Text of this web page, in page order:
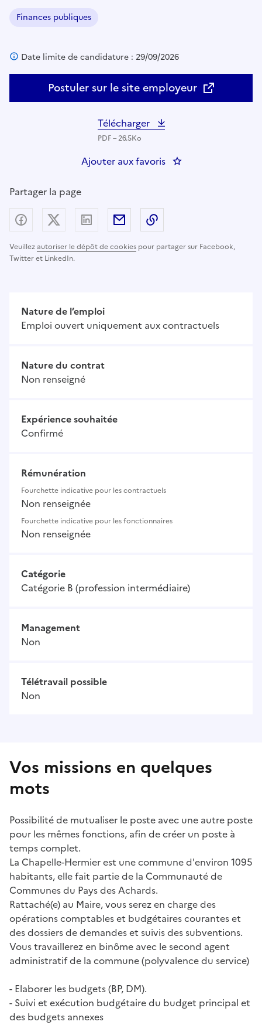
Domaine :
Finances publiques
Postuler sur le site employeur
Date limite de candidature : 29/09/2026
Télécharger
PDF – 26.5Ko
Ajouter aux favoris : RESPONSABLE
Partager la page
Veuillezautoriser le dépôt de cookies pour partager sur Facebook,
Twitter et LinkedIn.
Partager sur Facebook
Partager sur X (anciennement Twitter) -
Partager sur LinkedIn
Partager par email
Nature de l’emploi
Emploi ouvert uniquement aux contractuels
Nature du contrat
Non renseigné
Expérience souhaitée
Confirmé
Rémunération
Fourchette indicative pour les contractuels
Non renseignée
Fourchette indicative pour les fonctionnaires
Non renseignée
Catégorie
Catégorie B (profession intermédiaire)
Management
Non
Télétravail possible
Non
Vos missions en quelques
mots
Possibilité de mutualiser le poste avec une autre poste
pour les mêmes fonctions, afin de créer un poste à
temps complet.
La Chapelle-Hermier est une commune d'environ 1095
habitants, elle fait partie de la Communauté de
Communes du Pays des Achards.
Rattaché(e) au Maire, vous serez en charge des
opérations comptables et budgétaires courantes et
des dossiers de demandes et suivis des subventions.
Vous travaillerez en binôme avec le second agent
administratif de la commune (polyvalence du service)
- Elaborer les budgets (BP, DM).
- Suivi et exécution budgétaire du budget principal et
des budgets annexes